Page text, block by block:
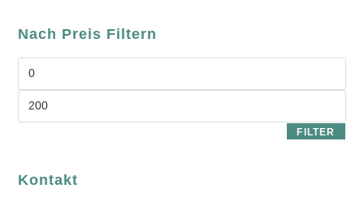
Nach Preis Filtern
FILTER
Kontakt